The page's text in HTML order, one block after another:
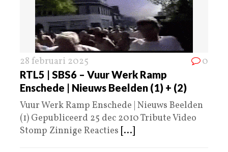
28 februari 2025 0
RTL5 | SBS6 – Vuur Werk Ramp
Enschede | Nieuws Beelden (1) + (2)
Vuur Werk Ramp Enschede | Nieuws Beelden
(1) Gepubliceerd 25 dec 2010 Tribute Video
Stomp Zinnige Reacties [...]